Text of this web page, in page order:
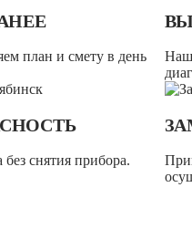
план и смету в день
Наш
снятия прибора.